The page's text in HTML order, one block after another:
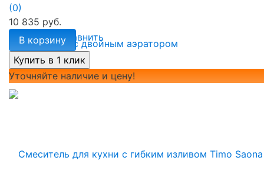
избранное сравнить
(0)
10 835 руб.
В корзину
Уточняйте наличие и цену!